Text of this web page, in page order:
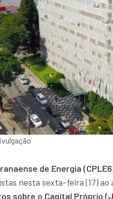
de Energia
nesta sexta-feira (17)
sobre o Capital Próprio